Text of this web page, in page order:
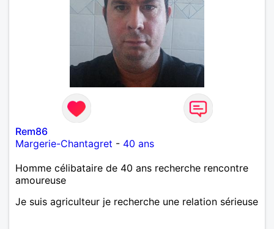
Rem86
Margerie-Chantagret - 40 ans
Homme célibataire de 40 ans recherche rencontre
amoureuse
Je suis agriculteur je recherche une relation sérieuse